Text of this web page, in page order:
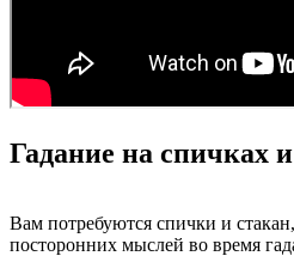
Гадание на спичках
Вам потребуются спички и
посторонних мыслей во время